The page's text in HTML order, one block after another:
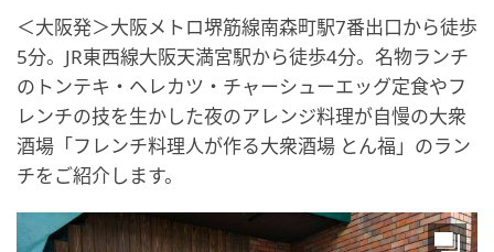
＜大阪発＞大阪メトロ堺筋線南森町駅7番出口から徒歩
5分。JR東西線大阪天満宮駅から徒歩4分。名物ランチ
のトンテキ・ヘレカツ・チャーシューエッグ定食やフ
レンチの技を生かした夜のアレンジ料理が自慢の大衆
酒場「フレンチ料理人が作る大衆酒場 とん福」のラン
チをご紹介します。